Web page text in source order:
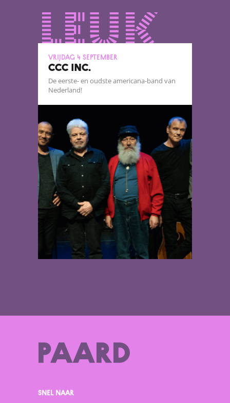
leuk
vrijdag 4 september
CCC INC.
De eerste- en oudste americana-band van
Nederland!
SNEL NAAR